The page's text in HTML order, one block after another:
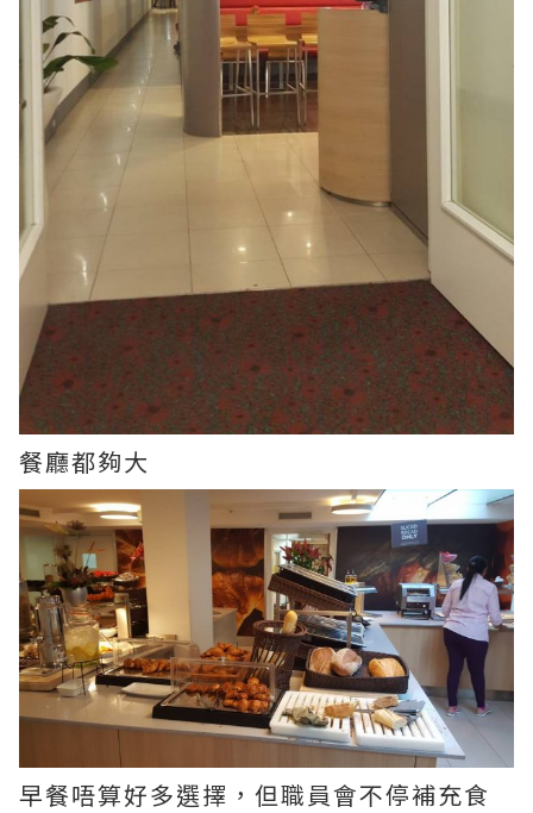
餐廳都夠大
早餐唔算好多選擇，但職員會不停補充食